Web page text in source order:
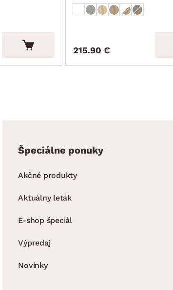
215.90 €
Špeciálne ponuky
Akčné produkty
Aktuálny leták
E-shop špeciál
Výpredaj
Novinky